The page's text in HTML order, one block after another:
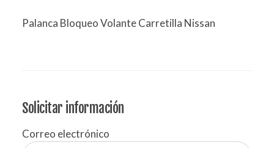
Palanca Bloqueo Volante Carretilla Nissan
Solicitar información
Correo electrónico